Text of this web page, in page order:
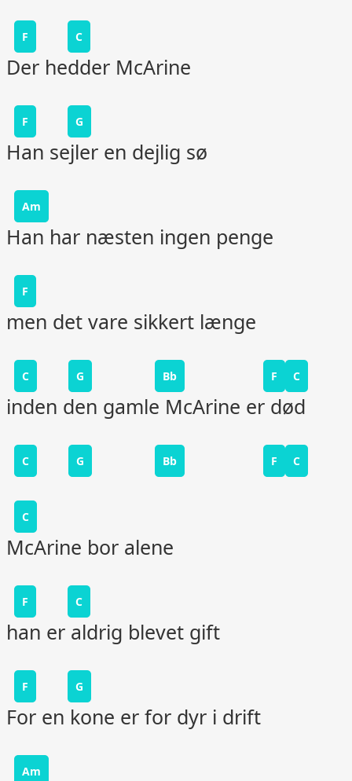
F C
Der hedder McArine
F G
Han sejler en dejlig sø
Am
Han har næsten ingen penge
F
men det vare sikkert længe
C G Bb F C
inden den gamle McArine er død
C G Bb F C
C
McArine bor alene
F C
han er aldrig blevet gift
F G
For en kone er for dyr i drift
Am